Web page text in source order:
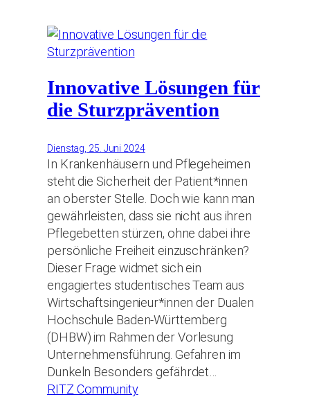
Innovative Lösungen für
die Sturzprävention
Dienstag, 25. Juni 2024
In Krankenhäusern und Pflegeheimen
steht die Sicherheit der Patient*innen
an oberster Stelle. Doch wie kann man
gewährleisten, dass sie nicht aus ihren
Pflegebetten stürzen, ohne dabei ihre
persönliche Freiheit einzuschränken?
Dieser Frage widmet sich ein
engagiertes studentisches Team aus
Wirtschaftsingenieur*innen der Dualen
Hochschule Baden-Württemberg
(DHBW) im Rahmen der Vorlesung
Unternehmensführung. Gefahren im
Dunkeln Besonders gefährdet…
RITZ Community